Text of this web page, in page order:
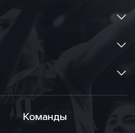
Команды